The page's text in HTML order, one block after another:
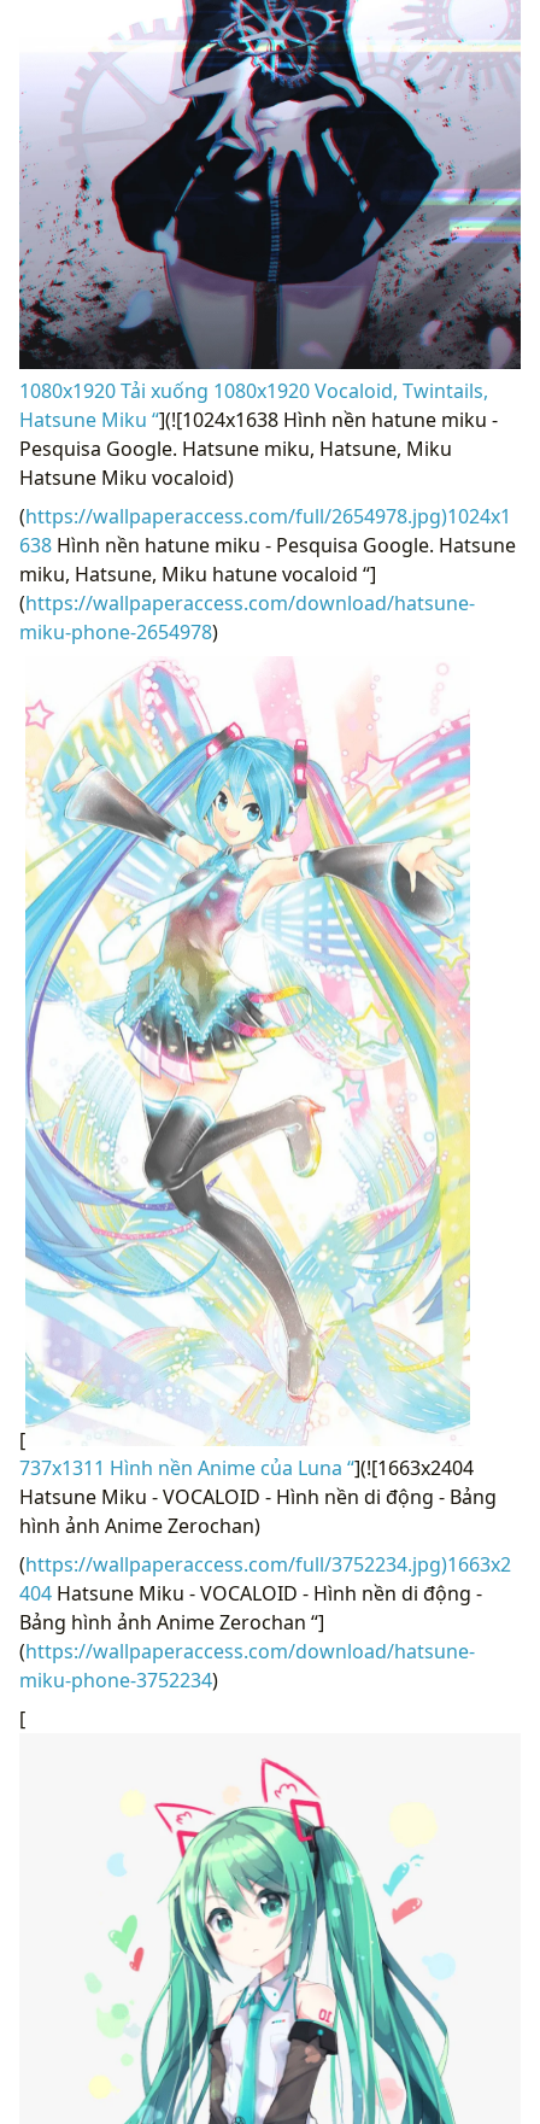
1080x1920 Tải xuống 1080x1920 Vocaloid, Twintails,
Hatsune Miku “](![1024x1638 Hình nền hatune miku -
Pesquisa Google. Hatsune miku, Hatsune, Miku
Hatsune Miku vocaloid)
(https://wallpaperaccess.com/full/2654978.jpg)1024x1
638 Hình nền hatune miku - Pesquisa Google. Hatsune
miku, Hatsune, Miku hatune vocaloid “]
(https://wallpaperaccess.com/download/hatsune-
miku-phone-2654978)
[
737x1311 Hình nền Anime của Luna “](![1663x2404
Hatsune Miku - VOCALOID - Hình nền di động - Bảng
hình ảnh Anime Zerochan)
(https://wallpaperaccess.com/full/3752234.jpg)1663x2
404 Hatsune Miku - VOCALOID - Hình nền di động -
Bảng hình ảnh Anime Zerochan “]
(https://wallpaperaccess.com/download/hatsune-
miku-phone-3752234)
[